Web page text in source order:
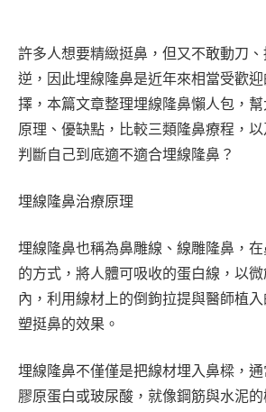
許多人想要精緻挺鼻，但又不敢動刀
逆，因此埋線隆鼻是近年來相當受歡
擇，本篇文章整理埋線隆鼻懶人包，
原理、優缺點，比較三類隆鼻療程，
判斷自己到底適不適合埋線隆鼻？
埋線隆鼻治療原理
埋線隆鼻也稱為鼻雕線、線雕隆鼻，
的方式，將人體可吸收的蛋白線，以
內，利用線材上的倒鉤拉提與醫師植
塑挺鼻的效果。
埋線隆鼻不僅僅是把線材埋入鼻樑，
膠原蛋白或玻尿酸，就像鋼筋與水泥